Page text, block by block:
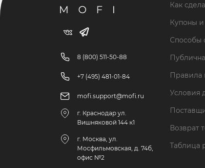
8 (800) 511-50-88
+7 (495) 481-01-84
mofi.support@mofi.ru
г. Краснодар ул.
Вишняковой 144 к1
г. Москва, ул.
Мосфильмовская, д. 74б,
офис №2
Как
Купоны
Способы
Правила
Условия
Возврат
Таблица